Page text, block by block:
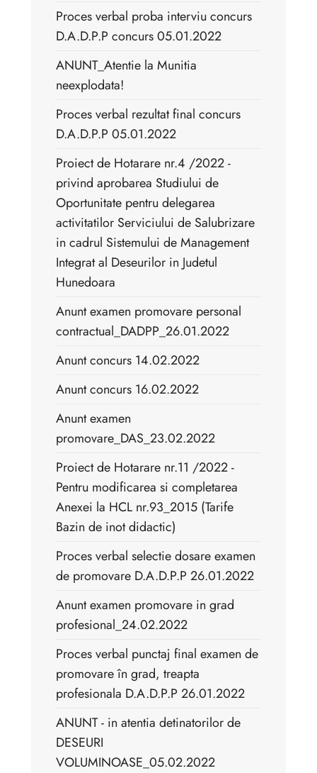
Proces verbal proba interviu concurs
D.A.D.P.P concurs 05.01.2022
ANUNT_Atentie la Munitia
neexplodata!
Proces verbal rezultat final concurs
D.A.D.P.P 05.01.2022
Proiect de Hotarare nr.4 /2022 -
privind aprobarea Studiului de
Oportunitate pentru delegarea
activitatilor Serviciului de Salubrizare
in cadrul Sistemului de Management
Integrat al Deseurilor in Judetul
Hunedoara
Anunt examen promovare personal
contractual_DADPP_26.01.2022
Anunt concurs 14.02.2022
Anunt concurs 16.02.2022
Anunt examen
promovare_DAS_23.02.2022
Proiect de Hotarare nr.11 /2022 -
Pentru modificarea si completarea
Anexei la HCL nr.93_2015 (Tarife
Bazin de inot didactic)
Proces verbal selectie dosare examen
de promovare D.A.D.P.P 26.01.2022
Anunt examen promovare in grad
profesional_24.02.2022
Proces verbal punctaj final examen de
promovare în grad, treapta
profesionala D.A.D.P.P 26.01.2022
ANUNT - in atentia detinatorilor de
DESEURI
VOLUMINOASE_05.02.2022